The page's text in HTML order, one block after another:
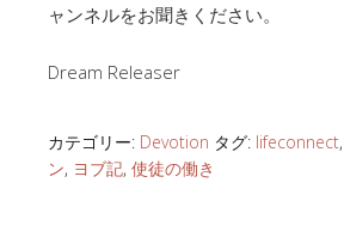
ャンネルをお聞きください。
Dream Releaser
カテゴリー: Devotion タグ: lifeconnect,
ン, ヨブ記, 使徒の働き